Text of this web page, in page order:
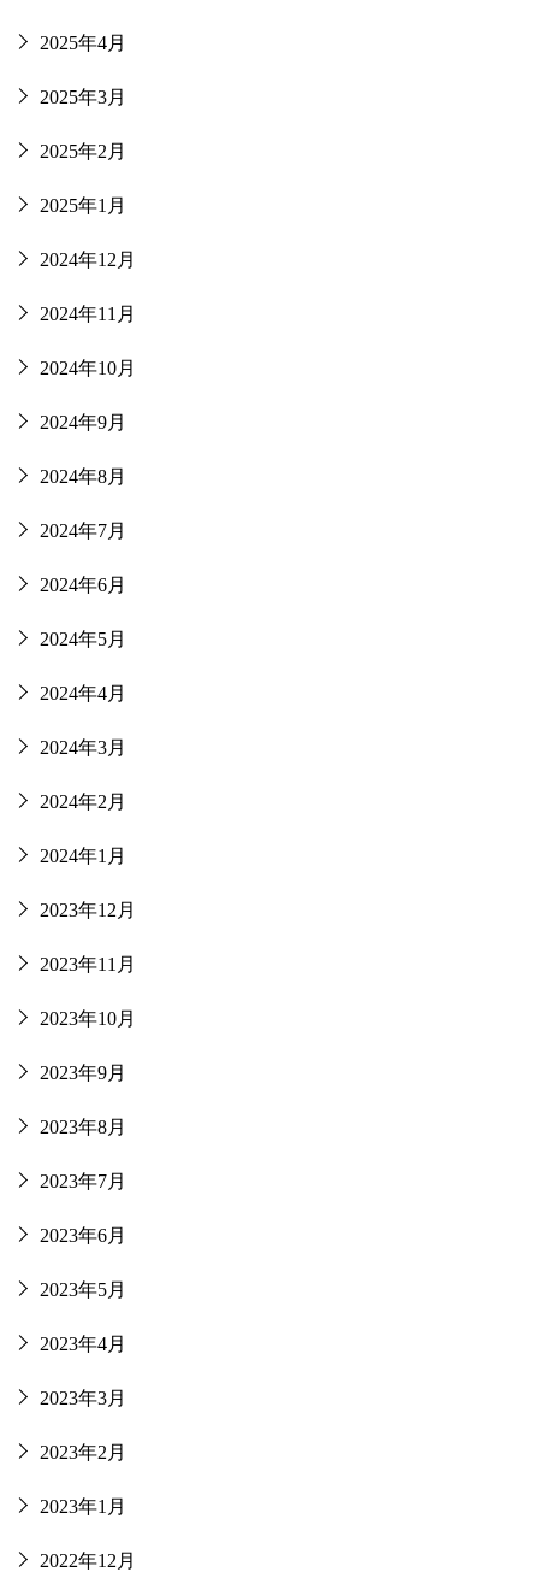
2025年4月
2025年3月
2025年2月
2025年1月
2024年12月
2024年11月
2024年10月
2024年9月
2024年8月
2024年7月
2024年6月
2024年5月
2024年4月
2024年3月
2024年2月
2024年1月
2023年12月
2023年11月
2023年10月
2023年9月
2023年8月
2023年7月
2023年6月
2023年5月
2023年4月
2023年3月
2023年2月
2023年1月
2022年12月